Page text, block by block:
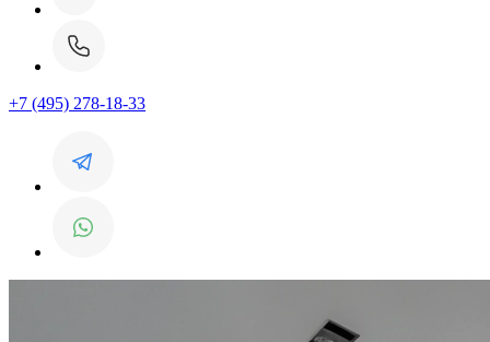
+7 (495) 278-18-33